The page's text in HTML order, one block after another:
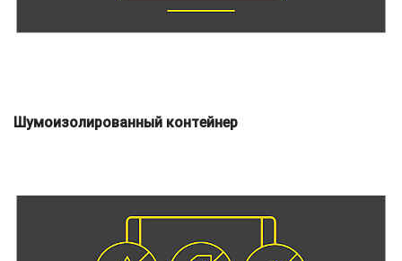
Шумоизолированный контейнер